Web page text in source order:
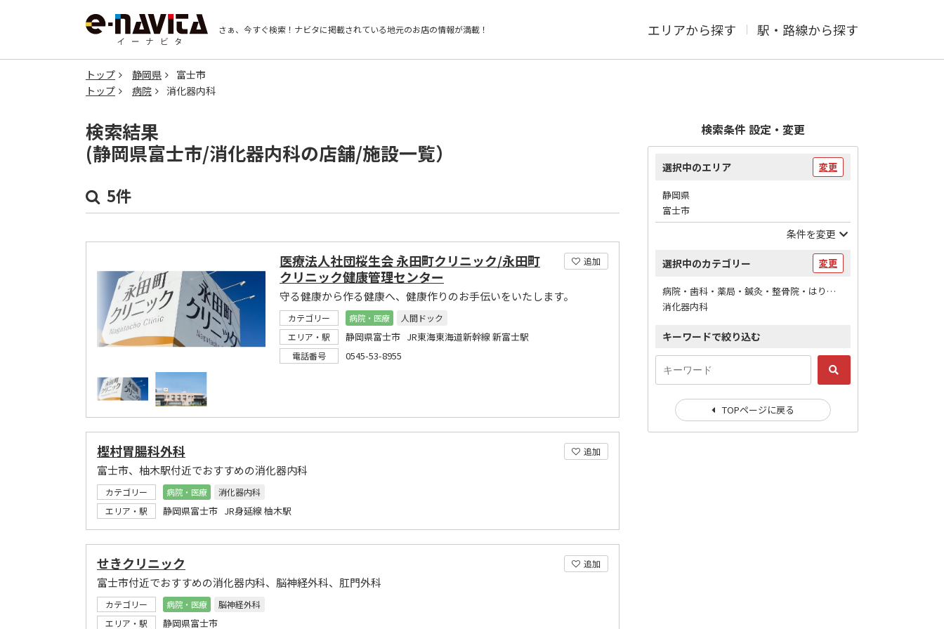
さぁ、今すぐ検索！ ナビタに掲載されている地元のお店の情報が満載！ エリアから探す 駅・路線から探す
トップ 静岡県
富士市
トップ
病院 消化器内科
検索結果
(静岡県富士市/消化器内科の店舗/施設一覧）
5件
追加
医療法人社団桜生会 永田町クリニック/永田町
クリニック健康管理センター
守る健康から作る健康へ、健康作りのお手伝いをいたします。
カテゴリー 病院・医療
人間ドック
エリア・駅
静岡県富士市 JR東海東海道新幹線 新富士駅
電話番号 0545-53-8955
追加
樫村胃腸科外科
富士市、柚木駅付近でおすすめの消化器内科
カテゴリー 病院・医療
消化器内科
エリア・駅
静岡県富士市 JR身延線 柚木駅
追加
せきクリニック
富士市付近でおすすめの消化器内科、脳神経外科、肛門外科
カテゴリー 病院・医療
脳神経外科
エリア・駅
静岡県富士市
検索条件 設定・変更
選択中のエリア 変更
静岡県
富士市
条件を変更
選択中のカテゴリー 変更
病院・歯科・薬局・鍼灸・整骨院・はりマッサージ / 病院
消化器内科
キーワードで絞り込む
TOPページに戻る